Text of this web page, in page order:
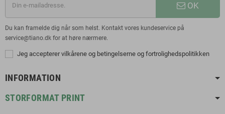
OK
Du kan framelde dig når som helst. Kontakt vores kundeservice på
service@tiano.dk for at høre nærmere.
Jeg accepterer vilkårene og betingelserne og fortrolighedspolitikken
INFORMATION
STORFORMAT PRINT